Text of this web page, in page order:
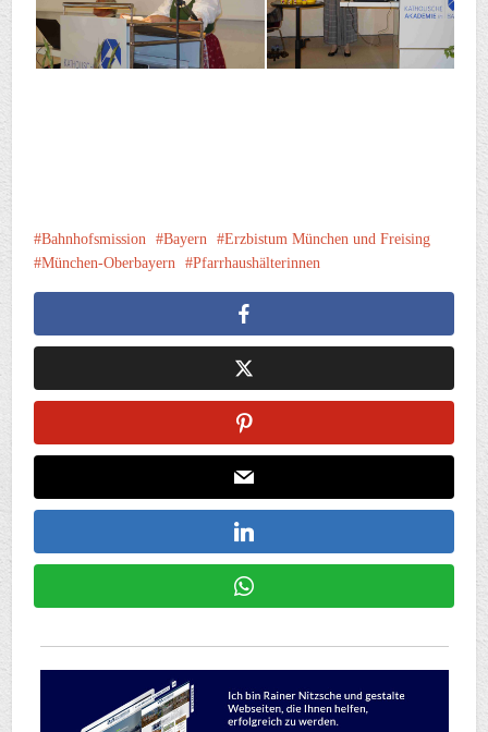
Bahnhofsmission Bayern
Erzbistum München und Freising
München-Oberbayern
Pfarrhaushälterinnen